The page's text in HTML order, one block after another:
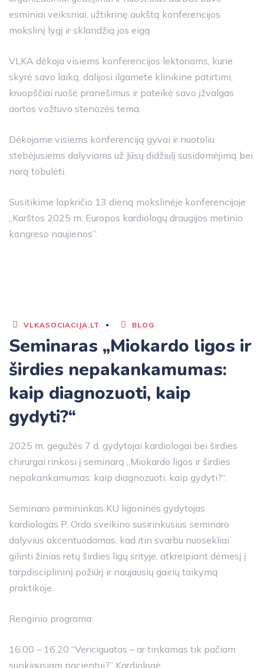
esminiai veiksniai, užtikrinę aukštą konferencijos
mokslinį lygį ir sklandžią jos eigą.
VLKA dėkoja visiems konferencijos lektoriams, kurie
skyrė savo laiką, dalijosi ilgamete klinikine patirtimi,
kruopščiai ruošė pranešimus ir pateikė savo įžvalgas
aortos vožtuvo stenozės tema.
Dėkojame visiems konferenciją gyvai ir nuotoliu
stebėjusiems dalyviams už Jūsų didžiulį susidomėjimą bei
norą tobulėti.
Susitikime lapkričio 13 dieną mokslinėje konferencijoje
„Karštos 2025 m. Europos kardiologų draugijos metinio
kongreso naujienos”.
VLKASOCIACIJA.LT BLOG
Seminaras „Miokardo ligos ir
širdies nepakankamumas:
kaip diagnozuoti, kaip
gydyti?“
2025 m. gegužės 7 d. gydytojai kardiologai bei širdies
chirurgai rinkosi į seminarą „Miokardo ligos ir širdies
nepakankamumas: kaip diagnozuoti, kaip gydyti?“.
Seminaro pirmininkas KU ligoninės gydytojas
kardiologas P. Orda sveikino susirinkusius seminaro
dalyvius akcentuodamas, kad itin svarbu nuosekliai
gilinti žinias retų širdies ligų srityje, atkreipiant dėmesį į
tarpdisciplininį požiūrį ir naujausių gairių taikymą
praktikoje.
Renginio programa:
16.00 – 16.20 “Vericiguatas – ar tinkamas tik pačiam
sunkiausiam pacientui?” Kardiologė